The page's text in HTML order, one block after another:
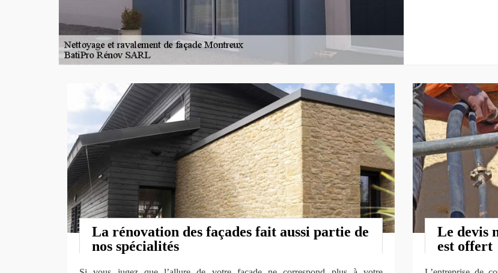
La rénovation des façades fait aussi partie de
nos spécialités
Le devis
est offert